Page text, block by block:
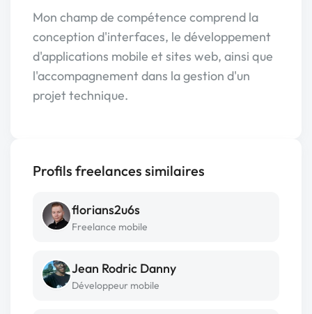
Mon champ de compétence comprend la
conception d'interfaces, le développement
d'applications mobile et sites web, ainsi que
l'accompagnement dans la gestion d'un
projet technique.
Profils freelances similaires
florians2u6s
Freelance mobile
Jean Rodric Danny
Développeur mobile